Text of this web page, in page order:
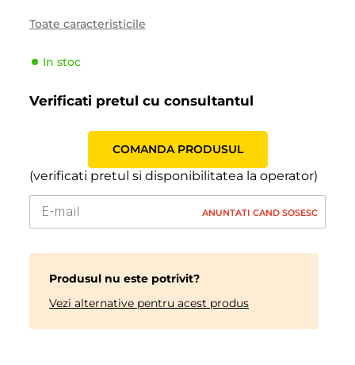
Sezonalitate
Producator
Toate caracteristicile
In stoc
Verificati pretul cu consultantul
COMANDA PRODUSUL
(verificati pretul si disponibilitatea la operator)
ANUNTATI CAND SOSESC
Produsul nu este potrivit?
Vezi alternative pentru acest produs